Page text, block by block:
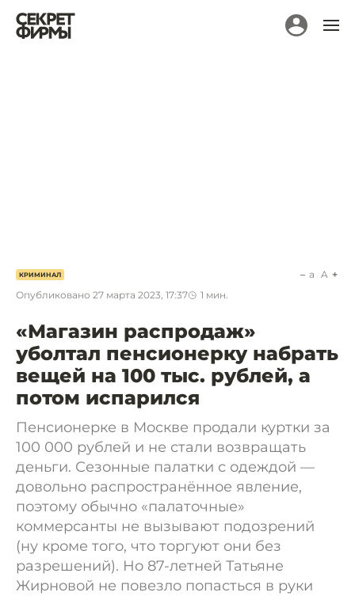
КРИМИНАЛ
Опубликовано 27 марта 2023, 17:37 1 мин.
a A
«Магазин распродаж»
уболтал пенсионерку набрать
вещей на 100 тыс. рублей, а
потом испарился
Пенсионерке в Москве продали куртки за
100 000 рублей и не стали возвращать
деньги. Сезонные палатки с одеждой —
довольно распространённое явление,
поэтому обычно «палаточные»
коммерсанты не вызывают подозрений
(ну кроме того, что торгуют они без
разрешений). Но 87-летней Татьяне
Жирновой не повезло попасться в руки